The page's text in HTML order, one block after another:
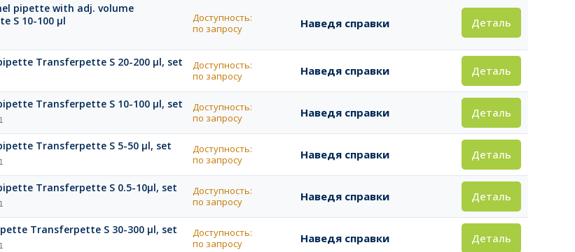
pipette with adj. volume
S 10-100 µl
Доступность:
по запросу
Наведя справки Деталь
Transferpette S 20-200 µl, set
Доступность:
по запросу
Наведя справки Деталь
Transferpette S 10-100 µl, set
Доступность:
по запросу
Наведя справки Деталь
Transferpette S 5-50 µl, set
Доступность:
по запросу
Наведя справки Деталь
Transferpette S 0.5-10µl, set
Доступность:
по запросу
Наведя справки Деталь
Transferpette S 30-300 µl, set
Доступность:
по запросу
Наведя справки Деталь